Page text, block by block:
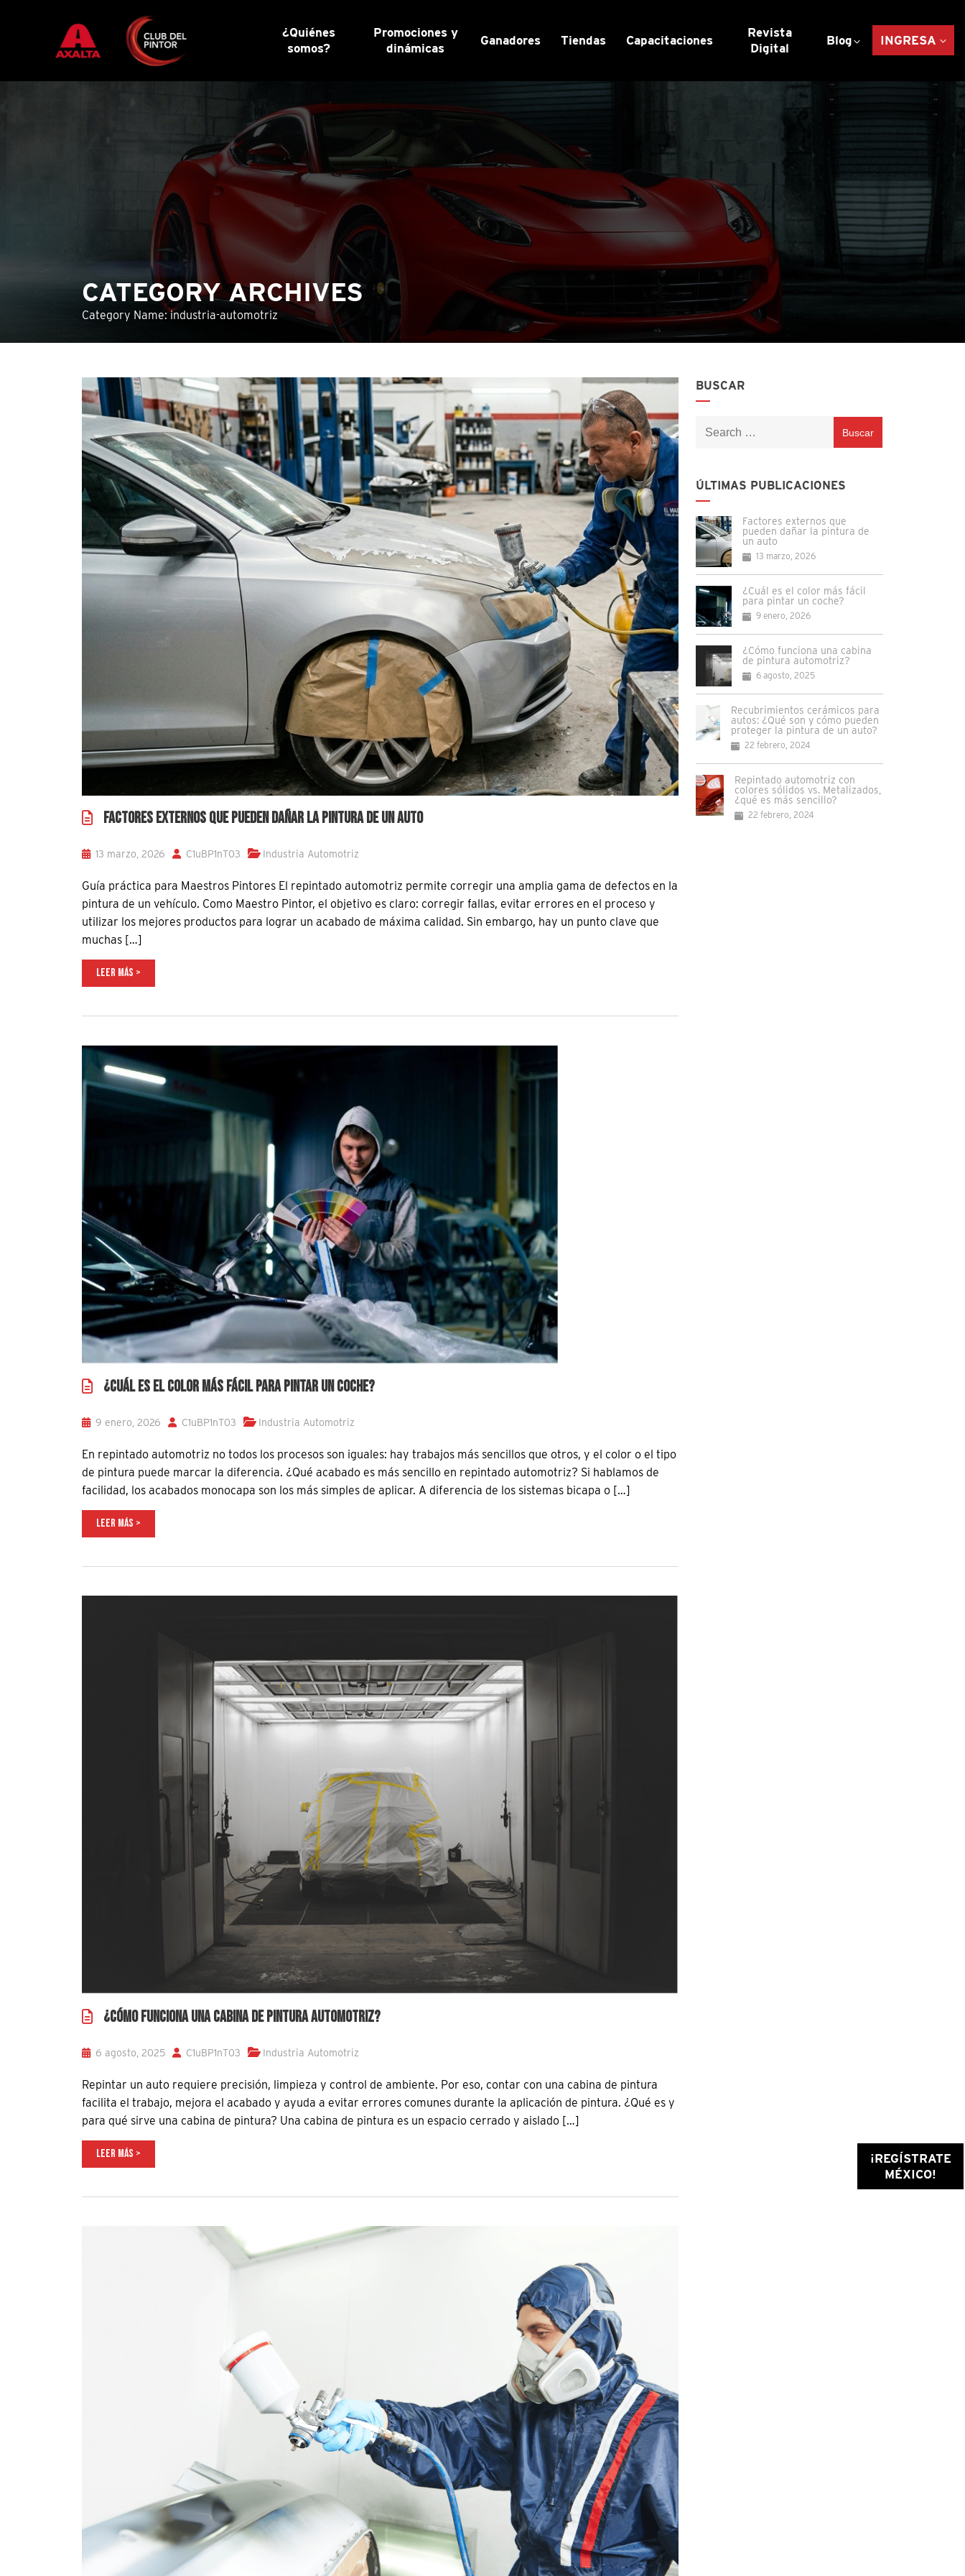
¿Quiénes
somos?
Promociones y
dinámicas
Ganadores Tiendas Capacitaciones
Revista
Digital
Blog INGRESA
¡REGÍSTRATE
MÉXICO!
CATEGORY ARCHIVES
Category Name: industria-automotriz
FACTORES EXTERNOS QUE PUEDEN DAÑAR LA PINTURA DE UN AUTO
13 marzo, 2026 C1uBP1nT03 Industria Automotriz
Guía práctica para Maestros Pintores El repintado automotriz permite corregir una amplia gama de defectos en la
pintura de un vehículo. Como Maestro Pintor, el objetivo es claro: corregir fallas, evitar errores en el proceso y
utilizar los mejores productos para lograr un acabado de máxima calidad. Sin embargo, hay un punto clave que
muchas […]
LEER MÁS >
¿CUÁL ES EL COLOR MÁS FÁCIL PARA PINTAR UN COCHE?
9 enero, 2026 C1uBP1nT03 Industria Automotriz
En repintado automotriz no todos los procesos son iguales: hay trabajos más sencillos que otros, y el color o el tipo
de pintura puede marcar la diferencia. ¿Qué acabado es más sencillo en repintado automotriz? Si hablamos de
facilidad, los acabados monocapa son los más simples de aplicar. A diferencia de los sistemas bicapa o […]
LEER MÁS >
¿CÓMO FUNCIONA UNA CABINA DE PINTURA AUTOMOTRIZ?
6 agosto, 2025 C1uBP1nT03 Industria Automotriz
Repintar un auto requiere precisión, limpieza y control de ambiente. Por eso, contar con una cabina de pintura
facilita el trabajo, mejora el acabado y ayuda a evitar errores comunes durante la aplicación de pintura. ¿Qué es y
para qué sirve una cabina de pintura? Una cabina de pintura es un espacio cerrado y aislado […]
LEER MÁS >
BUSCAR
ÚLTIMAS PUBLICACIONES
Factores externos que
pueden dañar la pintura de
un auto
13 marzo, 2026
¿Cuál es el color más fácil
para pintar un coche?
9 enero, 2026
¿Cómo funciona una cabina
de pintura automotriz?
6 agosto, 2025
Recubrimientos cerámicos para
autos: ¿Qué son y cómo pueden
proteger la pintura de un auto?
22 febrero, 2024
Repintado automotriz con
colores sólidos vs. Metalizados,
¿qué es más sencillo?
22 febrero, 2024